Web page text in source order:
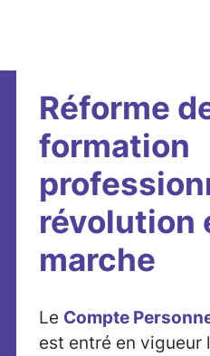
Réforme
formation
révolution
marche
Le Compte
est entré en vigueur